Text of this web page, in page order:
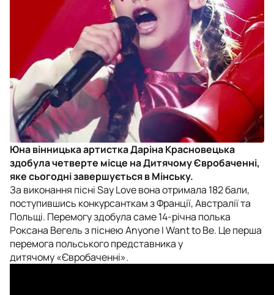
Юна вінницька артистка Даріна Красновецька
здобула четверте місце на Дитячому Євробаченні,
яке сьогодні завершується в Мінську.
За виконання пісні Say Love вона отримала 182 бали,
поступившись конкурсанткам з Франції, Австралії та
Польщі. Перемогу здобула саме 14-річна полька
Роксана Вегель з піснею Anyone I Want to Be. Це перша
перемога польського представника у
дитячому «Євробаченні».